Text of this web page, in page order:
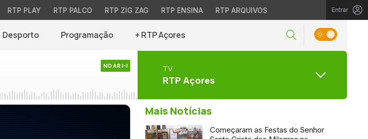
RTP PLAY RTP PALCO RTP ZIG ZAG RTP ENSINA RTP ARQUIVOS Entrar
Desporto Programação + RTP Açores
NO AR TV
RTP Açores
Mais Notícias
Começaram as Festas do Senhor